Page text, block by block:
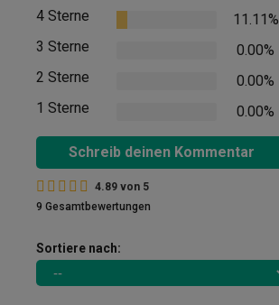
4 Sterne
11.11%
3 Sterne
0.00%
2 Sterne
0.00%
1 Sterne
0.00%
Schreib deinen Kommentar
4.89 von 5
9 Gesamtbewertungen
Sortiere nach: